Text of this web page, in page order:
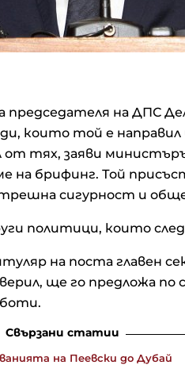
председателя на ДПС
които той е
от тях, заяви
брифинг. Той
сигурност и
политици, които
на поста главен
ще го предложа по
Свързани статии
на Пеевски до Дубай